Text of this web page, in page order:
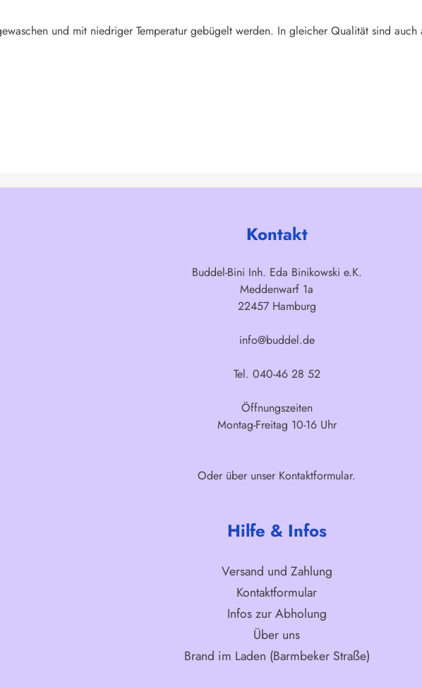
und mit niedriger Temperatur gebügelt werden. In gleicher Qualität sind
Kontakt
Buddel-Bini Inh. Eda Binikowski e.K.
Meddenwarf 1a
22457 Hamburg
info@buddel.de
Tel. 040-46 28 52
Öffnungszeiten
Montag-Freitag 10-16 Uhr
Oder über unser Kontaktformular.
Hilfe & Infos
Versand und Zahlung
Kontaktformular
Infos zur Abholung
Über uns
Brand im Laden (Barmbeker Straße)